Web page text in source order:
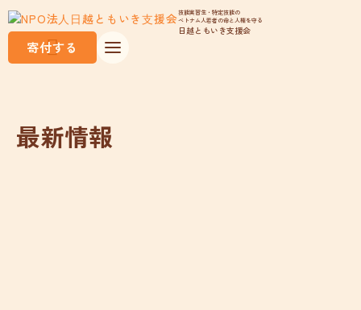
技能実習生・特定技能の
ベトナム人若者の命と人権を守る
日越ともいき支援会
寄付する
最新情報